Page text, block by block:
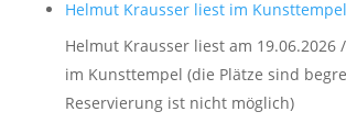
Helmut Krausser liest im Kunsttempel
Helmut Krausser liest am 19.06.2026
im Kunsttempel (die Plätze sind
Reservierung ist nicht möglich)